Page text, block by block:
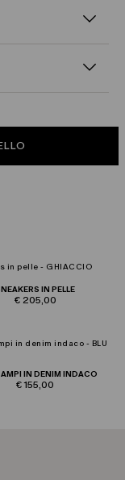
IN PELLE
€ 205,00
IN DENIM INDACO
€ 155,00